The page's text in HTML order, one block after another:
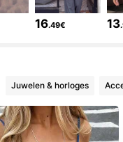
16.49€ 13
Juwelen & horloges